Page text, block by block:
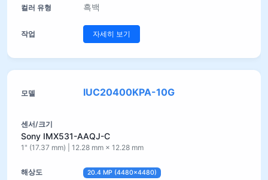
흑백
자세히 보기
IUC20400KPA-10G
Sony IMX531-AAQJ-C
1" (17.37 mm) | 12.28 mm × 12.28 mm
20.4 MP (4480×4480)